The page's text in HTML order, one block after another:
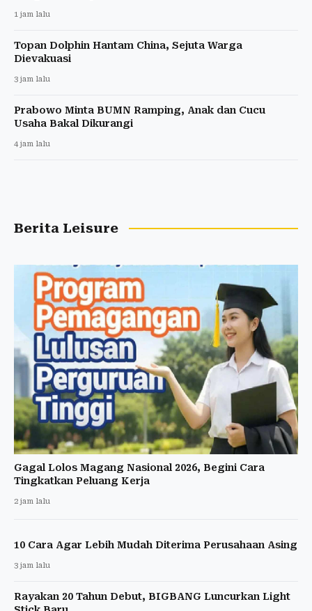
1 jam lalu
Topan Dolphin Hantam China, Sejuta Warga
Dievakuasi
3 jam lalu
Prabowo Minta BUMN Ramping, Anak dan Cucu
Usaha Bakal Dikurangi
4 jam lalu
Berita Leisure
Gagal Lolos Magang Nasional 2026, Begini Cara
Tingkatkan Peluang Kerja
2 jam lalu
10 Cara Agar Lebih Mudah Diterima Perusahaan Asing
3 jam lalu
Rayakan 20 Tahun Debut, BIGBANG Luncurkan Light